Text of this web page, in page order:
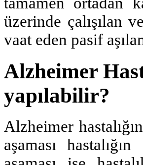
üzerinde çalışılan
vaat eden pasif
Alzheimer
yapılabilir?
Alzheimer
aşaması